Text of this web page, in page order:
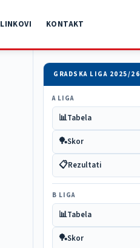
LINKOVI KONTAKT
GRADSKA LIGA 2025/26
A LIGA
📊Tabela
🏓Skor
📋Rezultati
B LIGA
📊Tabela
🏓Skor